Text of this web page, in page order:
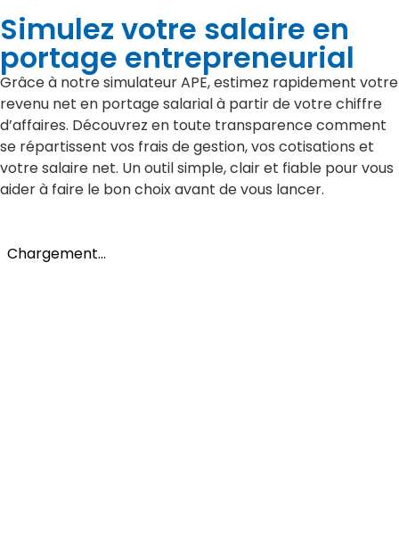
Simulez votre salaire en
portage entrepreneurial
Grâce à notre simulateur APE, estimez rapidement votre
revenu net en portage salarial à partir de votre chiffre
d’affaires. Découvrez en toute transparence comment
se répartissent vos frais de gestion, vos cotisations et
votre salaire net. Un outil simple, clair et fiable pour vous
aider à faire le bon choix avant de vous lancer.